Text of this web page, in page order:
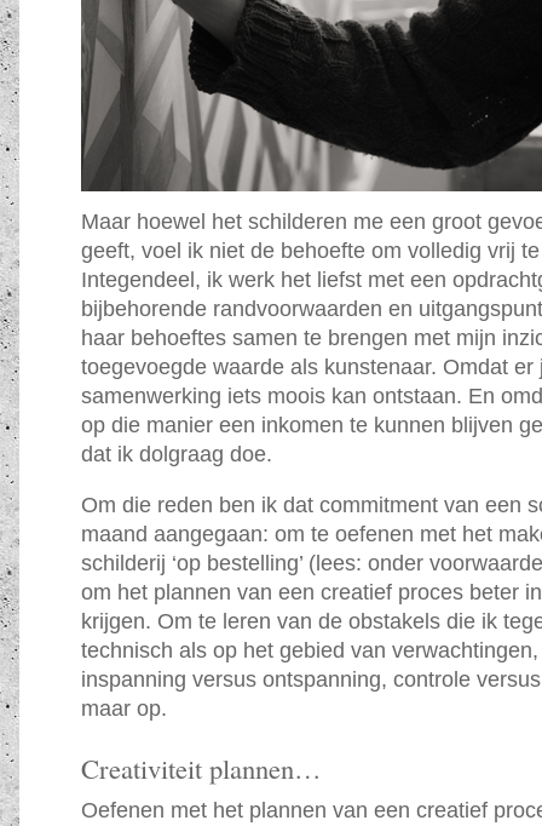
Maar hoewel het schilderen me een groot
geeft, voel ik niet de behoefte om volledig vrij
Integendeel, ik werk het liefst met een
bijbehorende randvoorwaarden en
haar behoeftes samen te brengen met mijn
toegevoegde waarde als kunstenaar. Omdat er
samenwerking iets moois kan ontstaan. En
op die manier een inkomen te kunnen blijven
dat ik dolgraag doe.
Om die reden ben ik dat commitment van een
maand aangegaan: om te oefenen met het
schilderij ‘op bestelling’ (lees: onder
om het plannen van een creatief proces beter
krijgen. Om te leren van de obstakels die ik
technisch als op het gebied van
inspanning versus ontspanning, controle
maar op.
Creativiteit plannen…
Oefenen met het plannen van een creatief